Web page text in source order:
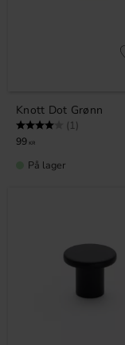
Knott Dot Grønn
Karakter: (1)
99 KR
På lager